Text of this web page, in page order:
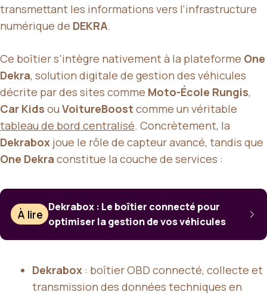
transmettant les informations vers l’infrastructure
numérique de DEKRA.
Ce boîtier s’intègre nativement à la plateforme One
Dekra, solution digitale de gestion des véhicules
décrite par des sites comme Moto-École Rungis,
Car Kids ou VoitureBoost comme un véritable
tableau de bord centralisé. Concrètement, la
Dekrabox joue le rôle de capteur avancé, tandis que
One Dekra constitue la couche de services :
À lire
Dekrabox : Le boîtier connecté pour
optimiser la gestion de vos véhicules
Dekrabox : boîtier OBD connecté, collecte et
transmission des données techniques en